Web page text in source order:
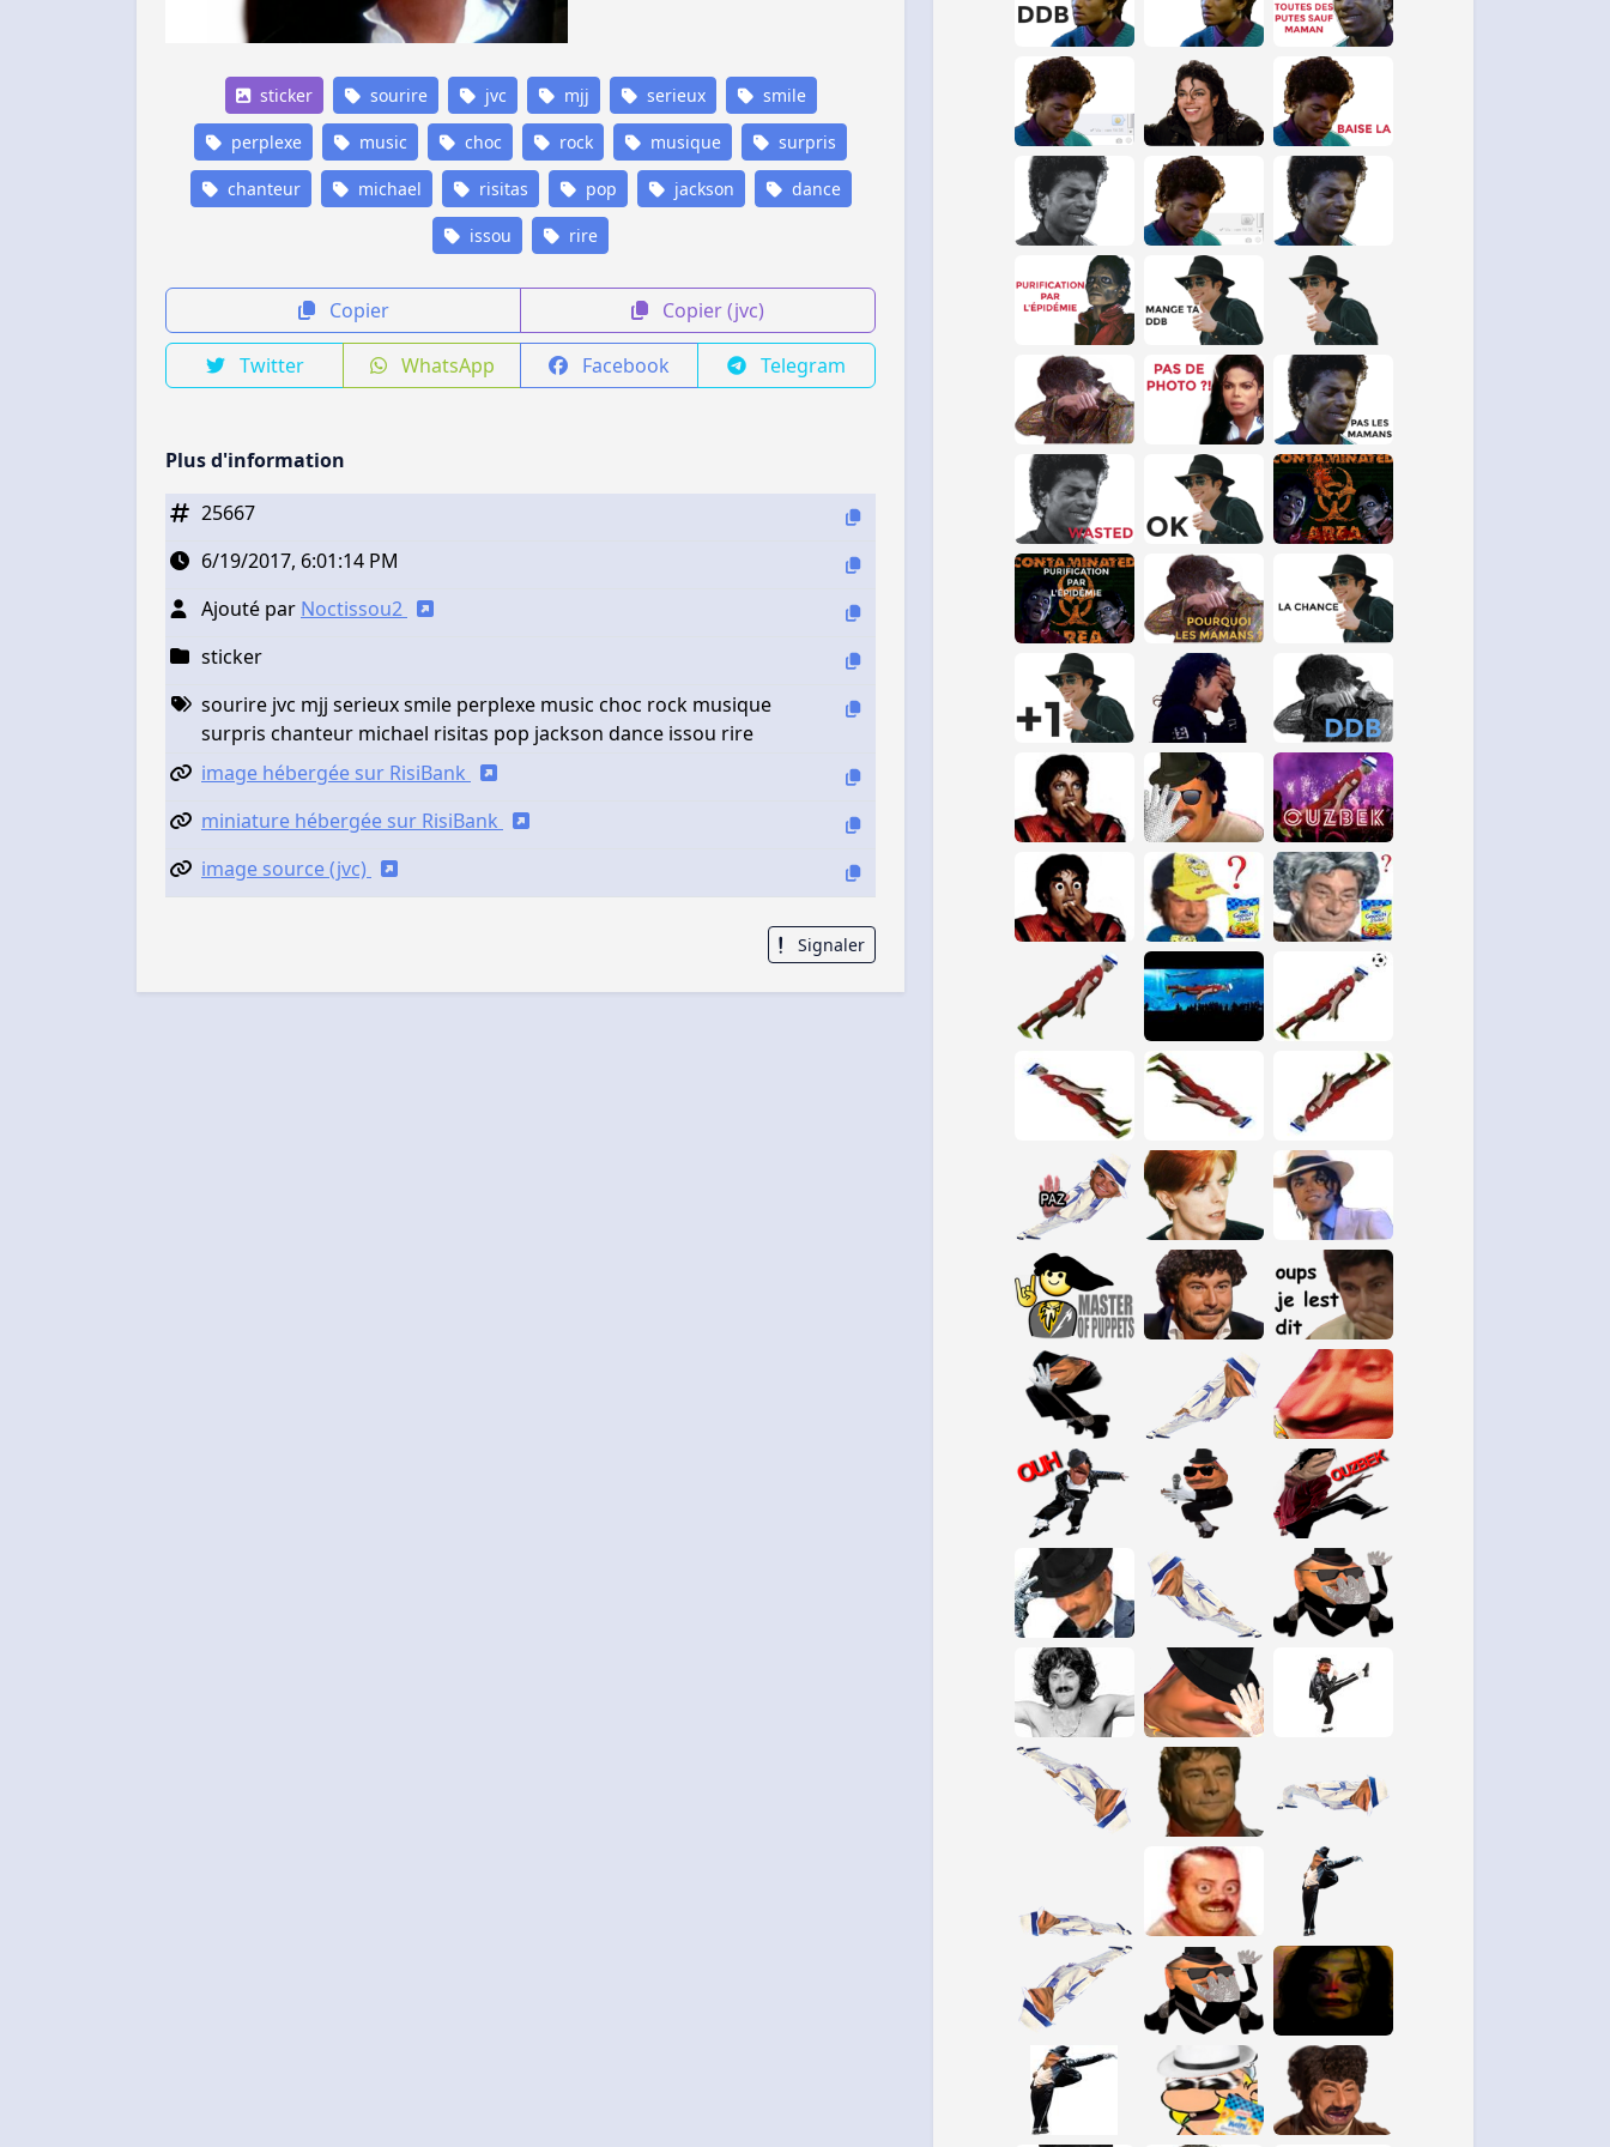
sticker sourire jvc mjj serieux smile
perplexe music choc rock musique surpris
chanteur michael risitas pop jackson dance
issou rire
Copier Copier (jvc)
Twitter WhatsApp Facebook Telegram
Plus d'information
25667
6/19/2017, 6:01:14 PM
Ajouté par Noctissou2
sticker
sourire jvc mjj serieux smile perplexe music choc rock musique
surpris chanteur michael risitas pop jackson dance issou rire
image hébergée sur RisiBank
miniature hébergée sur RisiBank
image source (jvc)
Signaler